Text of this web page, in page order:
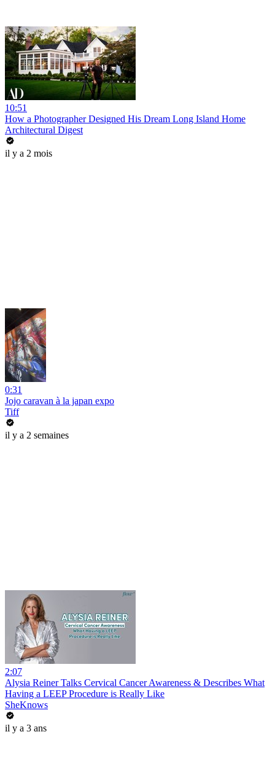
10:51
How a Photographer Designed His Dream Long Island Home
Architectural Digest
il y a 2 mois
0:31
Jojo caravan à la japan expo
Tiff
il y a 2 semaines
2:07
Alysia Reiner Talks Cervical Cancer Awareness & Describes What
Having a LEEP Procedure is Really Like
SheKnows
il y a 3 ans